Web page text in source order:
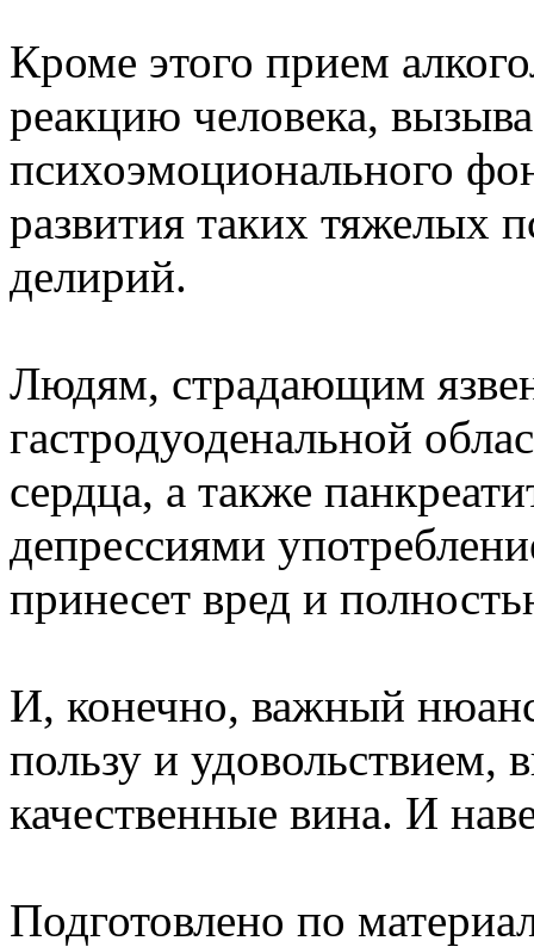
Кроме этого прием
реакцию человека,
психоэмоционального
развития таких тяжелых
делирий.
Людям, страдающим
гастродуоденальной
сердца, а также
депрессиями
принесет вред и
И, конечно, важный
пользу и удовольствием,
качественные вина. И
Подготовлено по